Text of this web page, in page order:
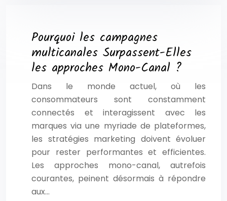
Pourquoi les campagnes
multicanales Surpassent-Elles
les approches Mono-Canal ?
Dans le monde actuel, où les
consommateurs sont constamment
connectés et interagissent avec les
marques via une myriade de plateformes,
les stratégies marketing doivent évoluer
pour rester performantes et efficientes.
Les approches mono-canal, autrefois
courantes, peinent désormais à répondre
aux…